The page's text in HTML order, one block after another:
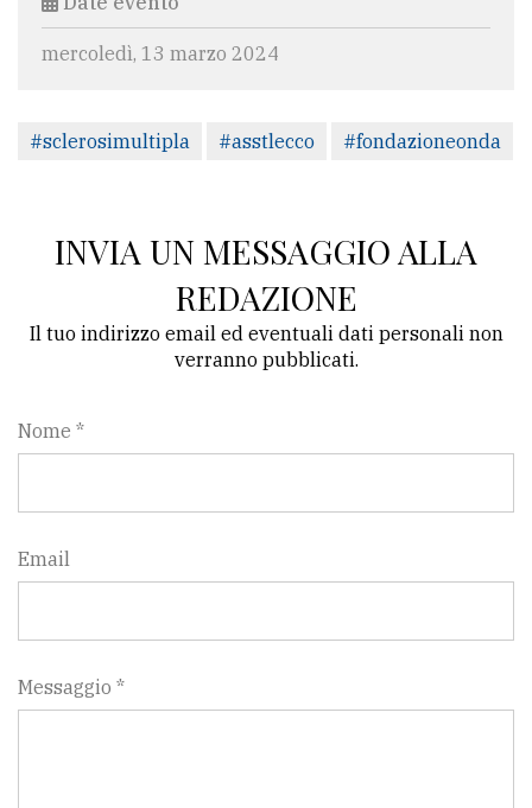
mercoledì, 13 marzo 2024
#sclerosimultipla #asstlecco #fondazioneonda
INVIA UN MESSAGGIO ALLA
REDAZIONE
Il tuo indirizzo email ed eventuali dati personali non
verranno pubblicati.
Nome *
Email
Messaggio *